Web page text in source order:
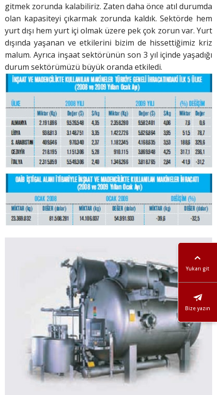
gitmek zorunda kalabiliriz. Zaten daha önce atıl durumda
olan kapasiteyi çıkarmak zorunda kaldık. Sektörde hem
yurt dışı hem yurt içi olmak üzere pek çok zorun var. Yurt
dışında yaşanan ve etkilerini bizim de hissettiğimiz kriz
malum. Ayrıca inşaat sektörünün son 3 yıl içinde yaşadığı
durum sektörümüzü büyük oranda etkiledi.
Yukarı git
Bize yazın